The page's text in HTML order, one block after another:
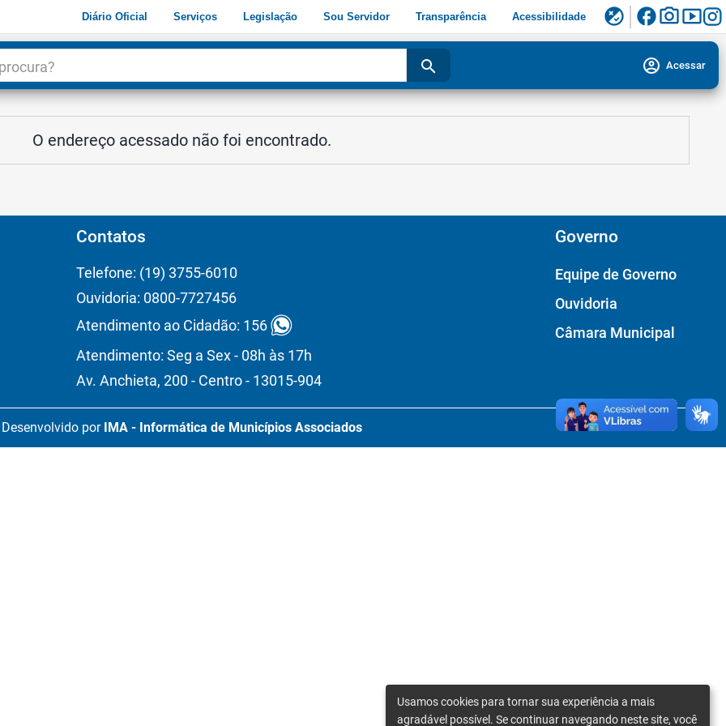
Diário Oficial Serviços Legislação Sou Servidor Transparência Acessibilidade flaky facebookphoto_camerasmart_display
search account_circle Acessar
O endereço acessado não foi encontrado.
Contatos
Telefone: (19) 3755-6010
Ouvidoria: 0800-7727456
Atendimento ao Cidadão: 156
Atendimento: Seg a Sex - 08h às 17h
Av. Anchieta, 200 - Centro - 13015-904
Governo
Equipe de Governo
Ouvidoria
Câmara Municipal
Desenvolvido por IMA - Informática de Municípios Associados
Usamos cookies para tornar sua experiência a mais
agradável possível. Se continuar navegando neste site, você